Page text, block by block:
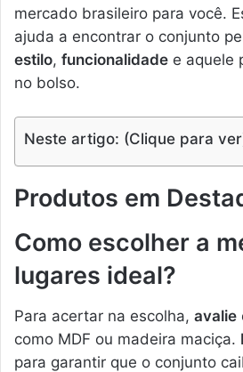
mercado brasileiro para você.
ajuda a encontrar o conjunto
estilo, funcionalidade e aquele
no bolso.
Neste artigo: (Clique para
Produtos em
Como escolher a
lugares ideal?
Para acertar na escolha, avalie
como MDF ou madeira maciça.
para garantir que o conjunto